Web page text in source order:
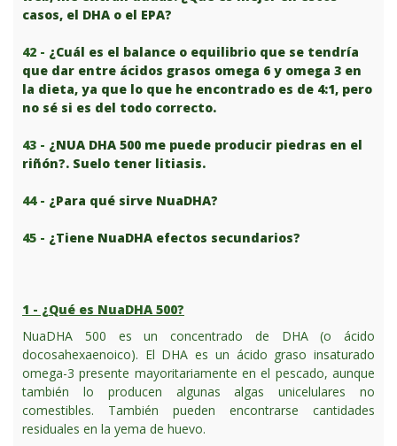
casos, el DHA o el EPA?
42 - ¿Cuál es el balance o equilibrio que se tendría
que dar entre ácidos grasos omega 6 y omega 3 en
la dieta, ya que lo que he encontrado es de 4:1, pero
no sé si es del todo correcto.
43 - ¿NUA DHA 500 me puede producir piedras en el
riñón?. Suelo tener litiasis.
44 - ¿Para qué sirve NuaDHA?
45 - ¿Tiene NuaDHA efectos secundarios?
1 - ¿Qué es NuaDHA 500?
NuaDHA 500 es un concentrado de DHA (o ácido
docosahexaenoico). El DHA es un ácido graso insaturado
omega-3 presente mayoritariamente en el pescado, aunque
también lo producen algunas algas unicelulares no
comestibles. También pueden encontrarse cantidades
residuales en la yema de huevo.